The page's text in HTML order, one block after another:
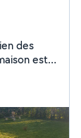
des
est
et